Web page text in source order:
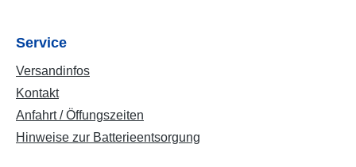
Service
Versandinfos
Kontakt
Anfahrt / Öffungszeiten
Hinweise zur Batterieentsorgung